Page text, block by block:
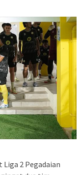
2 Pegadaian